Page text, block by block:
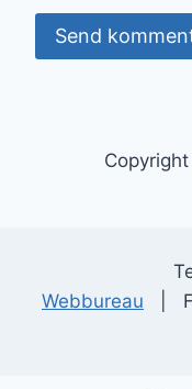
Webbureau |